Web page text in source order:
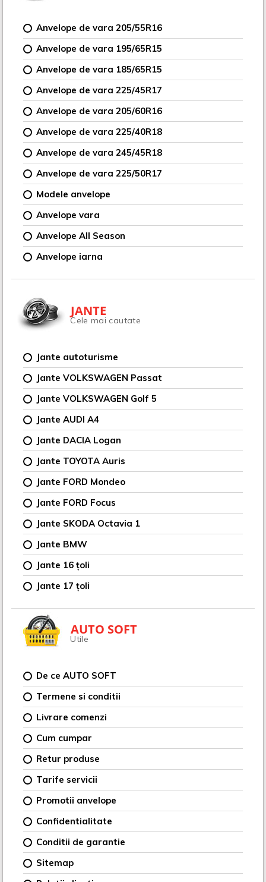
Anvelope de vara 205/55R16
Anvelope de vara 195/65R15
Anvelope de vara 185/65R15
Anvelope de vara 225/45R17
Anvelope de vara 205/60R16
Anvelope de vara 225/40R18
Anvelope de vara 245/45R18
Anvelope de vara 225/50R17
Modele anvelope
Anvelope vara
Anvelope All Season
Anvelope iarna
JANTE
Cele mai cautate
Jante autoturisme
Jante VOLKSWAGEN Passat
Jante VOLKSWAGEN Golf 5
Jante AUDI A4
Jante DACIA Logan
Jante TOYOTA Auris
Jante FORD Mondeo
Jante FORD Focus
Jante SKODA Octavia 1
Jante BMW
Jante 16 țoli
Jante 17 țoli
AUTO SOFT
Utile
De ce AUTO SOFT
Termene si conditii
Livrare comenzi
Cum cumpar
Retur produse
Tarife servicii
Promotii anvelope
Confidentialitate
Conditii de garantie
Sitemap